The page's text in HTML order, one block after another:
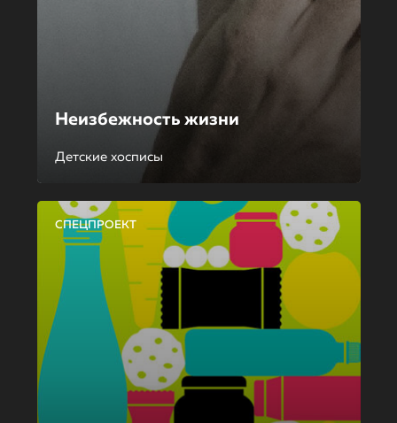
Неизбежность жизни
Детские хосписы
СПЕЦПРОЕКТ